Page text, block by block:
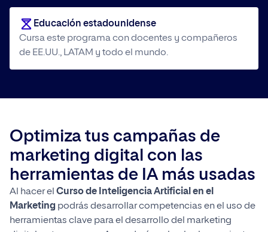
Educación estadounidense
Cursa este programa con docentes y compañeros
de EE.UU., LATAM y todo el mundo.
Optimiza tus campañas de
marketing digital con las
herramientas de IA más usadas
Al hacer el Curso de Inteligencia Artificial en el
Marketing podrás desarrollar competencias en el uso de
herramientas clave para el desarrollo del marketing